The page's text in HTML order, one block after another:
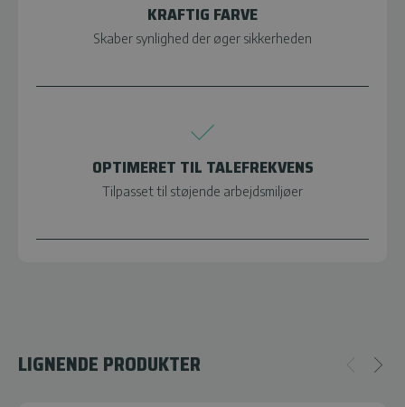
KRAFTIG FARVE
Skaber synlighed der øger sikkerheden
OPTIMERET TIL TALEFREKVENS
Tilpasset til støjende arbejdsmiljøer
LIGNENDE PRODUKTER